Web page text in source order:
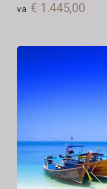
va € 1.445,00